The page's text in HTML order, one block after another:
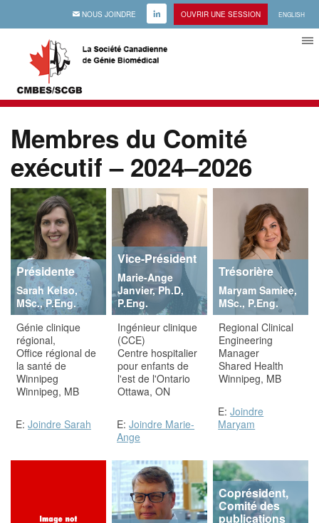
EMAIL NOUS JOINDRE LINKEDIN OUVRIR UNE SESSION ENGLISH
Membres du Comité
exécutif – 2024–2026
Présidente
Sarah Kelso,
MSc., P.Eng.
Génie clinique
régional,
Office régional de
la santé de
Winnipeg
Winnipeg, MB
E: Joindre Sarah
Vice-Président
Marie-Ange
Janvier, Ph.D,
P.Eng.
Ingénieur clinique
(CCE)
Centre hospitalier
pour enfants de
l'est de l'Ontario
Ottawa, ON
E:Joindre Marie-
Ange
Trésorière
Maryam Samiee,
MSc., P.Eng.
Regional Clinical
Engineering
Manager
Shared Health
Winnipeg, MB
E:Joindre
Maryam
Coprésident,
Comité des
publications